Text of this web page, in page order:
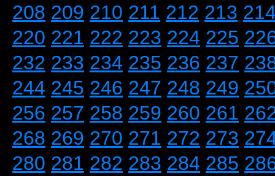
208 209 210 211 212 213
220 221 222 223 224 225
232 233 234 235 236 237
244 245 246 247 248 249
256 257 258 259 260 261
268 269 270 271 272 273
280 281 282 283 284 285